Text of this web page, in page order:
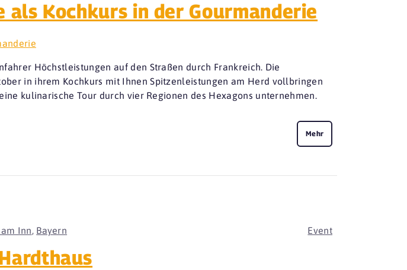
als Kochkurs in der Gourmanderie
Höchstleistungen auf den Straßen durch Frankreich. Die
in ihrem Kochkurs mit Ihnen Spitzenleistungen am Herd vollbringen
kulinarische Tour durch vier Regionen des Hexagons unternehmen.
Mehr
Inn, Bayern Event